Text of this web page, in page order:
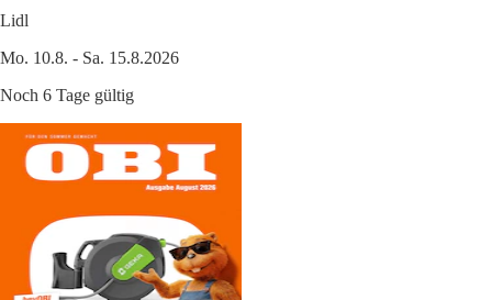
Lidl
Mo. 10.8. - Sa. 15.8.2026
Noch 6 Tage gültig